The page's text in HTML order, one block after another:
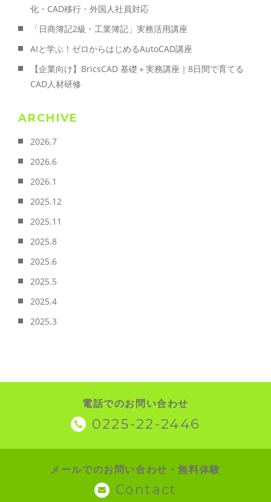
化・CAD移行・外国人社員対応
「日商簿記2級・工業簿記」実務活用講座
AIと学ぶ！ゼロからはじめるAutoCAD講座
【企業向け】BricsCAD 基礎＋実務講座｜8日間で育てる
CAD人材研修
ARCHIVE
2026.7
2026.6
2026.1
2025.12
2025.11
2025.8
2025.6
2025.5
2025.4
2025.3
電話でのお問い合わせ
0225-22-2446
メールでのお問い合わせ・無料体験
Contact